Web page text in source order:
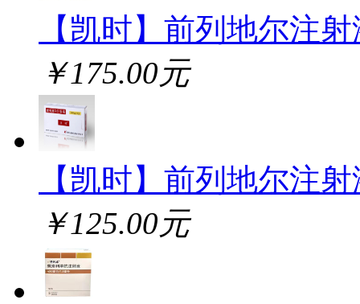
【凯时】前列地尔注
￥175.00元
【凯时】前列地尔注
￥125.00元